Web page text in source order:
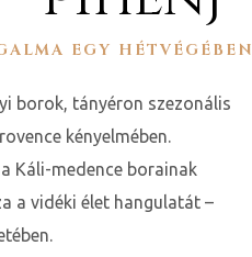
EGY HÉTVÉGÉBEN
borok, tányéron szezonális
kényelmében.
Káli-medence borainak
a vidéki élet hangulatát –